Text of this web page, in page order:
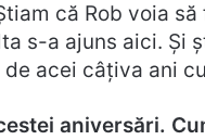
că Rob voia
s-a ajuns aici. Și
acei câțiva ani
aniversări.